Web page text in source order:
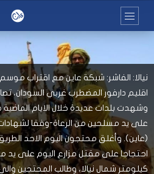
نيالا: الفاشر: شبكة عاين مع اقتراب
اقليم دارفور المضطرب غربي السودان،
وشهدت بلدات عديدة خلال الايام
على يد مسلحين من الرعاة-وفقا
(عاين). وأغلق محتجون اليوم الاحد الطريق
كيلومتر شمال نيالا، وطالب المحتجين